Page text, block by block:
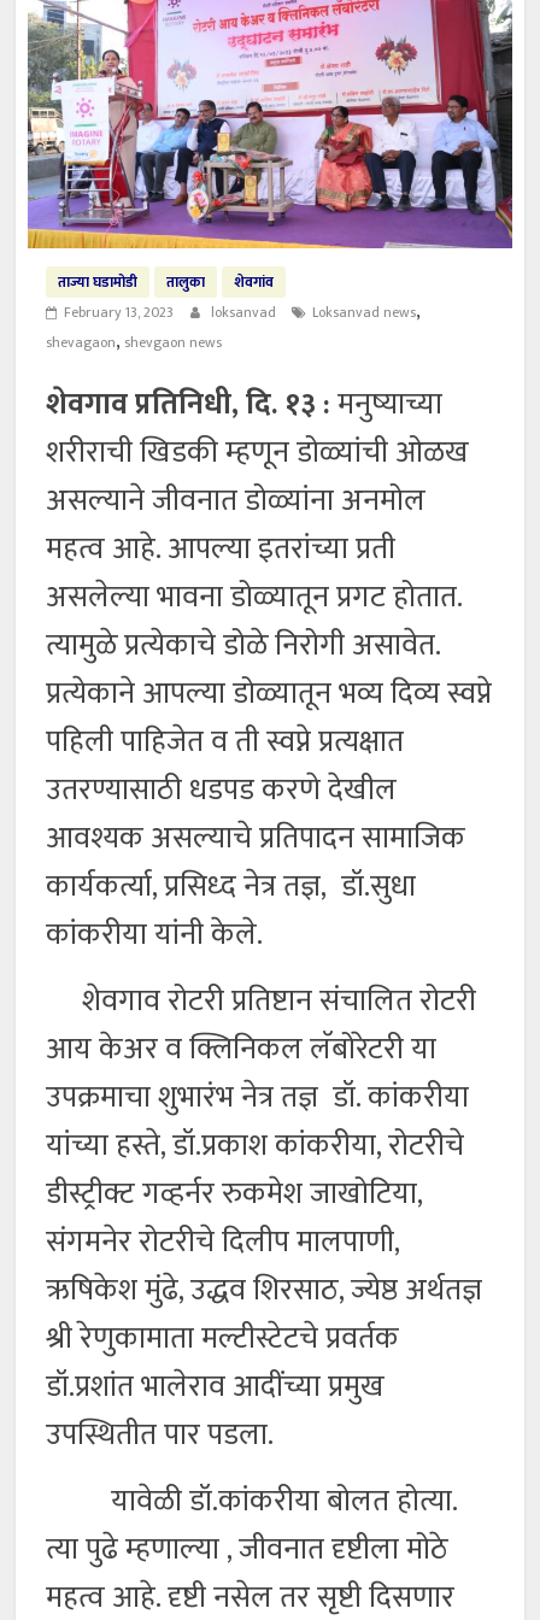
ताज्या घडामोडी तालुका
शेवगांव
February 13, 2023
loksanvad Loksanvad news,
shevagaon, shevgaon news
शेवगाव प्रतिनिधी, दि. १३ :मनुष्याच्या
शरीराची खिडकी म्हणून डोळ्यांची ओळख
असल्याने जीवनात डोळ्यांना अनमोल
महत्व आहे. आपल्या इतरांच्या प्रती
असलेल्या भावना डोळ्यातून प्रगट होतात.
त्यामुळे प्रत्येकाचे डोळे निरोगी असावेत.
प्रत्येकाने आपल्या डोळ्यातून भव्य दिव्य स्वप्ने
पहिली पाहिजेत व ती स्वप्ने प्रत्यक्षात
उतरण्यासाठी धडपड करणे देखील
आवश्यक असल्याचे प्रतिपादन सामाजिक
कार्यकर्त्या, प्रसिध्द नेत्र तज्ञ, डॉ.सुधा
कांकरीया यांनी केले.
शेवगाव रोटरी प्रतिष्टान संचालित रोटरी
आय केअर व क्लिनिकल लॅबोरेटरी या
उपक्रमाचा शुभारंभ नेत्र तज्ञ डॉ. कांकरीया
यांच्या हस्ते, डॉ.प्रकाश कांकरीया, रोटरीचे
डीस्ट्रीक्ट गव्हर्नर रुकमेश जाखोटिया,
संगमनेर रोटरीचे दिलीप मालपाणी,
ऋषिकेश मुंढे, उद्धव शिरसाठ, ज्येष्ठ अर्थतज्ञ
श्री रेणुकामाता मल्टीस्टेटचे प्रवर्तक
डॉ.प्रशांत भालेराव आदींच्या प्रमुख
उपस्थितीत पार पडला.
यावेळी डॉ.कांकरीया बोलत होत्या.
त्या पुढे म्हणाल्या , जीवनात दृष्टीला मोठे
महत्व आहे. दृष्टी नसेल तर सृष्टी दिसणार